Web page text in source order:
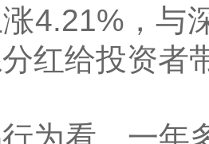
4.21%，与
红给投资者